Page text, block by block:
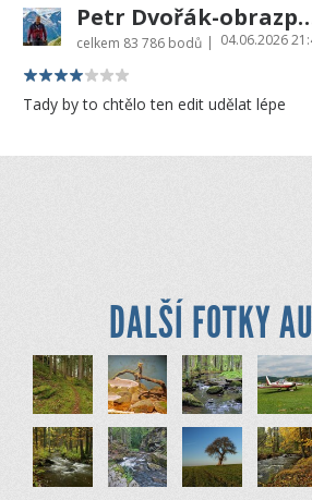
Petr Dvořák-
celkem 83 786 bodů | 04.06.2026
Tady by to chtělo ten edit udělat lépe
DALŠÍ FOTKY